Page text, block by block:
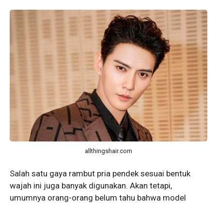
allthingshair.com
Salah satu gaya rambut pria pendek sesuai bentuk
wajah ini juga banyak digunakan. Akan tetapi,
umumnya orang-orang belum tahu bahwa model